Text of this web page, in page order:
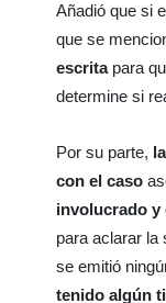
Añadió que si
que se
escrita para
determine si
Por su parte,
con el caso
involucrado
para aclarar la
se emitió
tenido algún